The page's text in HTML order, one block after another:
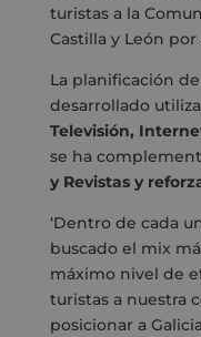
turistas a la
Castilla y León
La planificación
desarrollado
Televisión,
se ha
y Revistas y
‘Dentro de cada
buscado el mix
máximo nivel de
turistas a nuestra
posicionar a